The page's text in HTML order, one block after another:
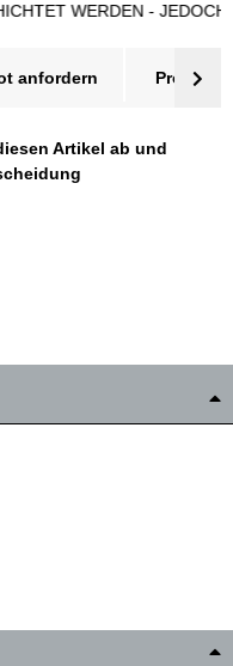
WERDEN - JEDOCH
anfordern
Artikel ab und